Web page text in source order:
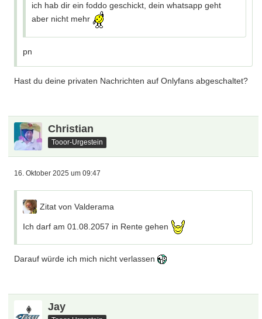
ich hab dir ein foddo geschickt, dein whatsapp geht
aber nicht mehr
pn
Hast du deine privaten Nachrichten auf Onlyfans abgeschaltet?
Christian
Tooor-Urgestein
16. Oktober 2025 um 09:47
Zitat von Valderama
Ich darf am 01.08.2057 in Rente gehen
Darauf würde ich mich nicht verlassen
Jay